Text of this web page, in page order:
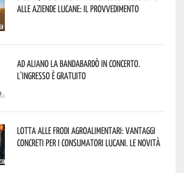
alle aziende lucane: il provvedimento
Ad Aliano la Bandabardò in concerto.
L’ingresso è gratuito
Lotta alle frodi agroalimentari: vantaggi
concreti per i consumatori lucani. Le novità